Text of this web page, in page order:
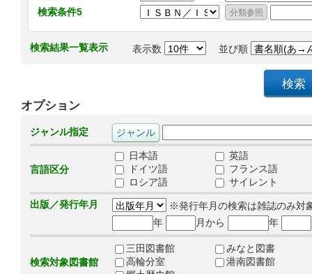
検索条件5
検索結果一覧表示 表示数 並び順
オプション
ジャンル指定
言語区分
日本語
英語
ドイツ語
フランス語
ロシア語
サイレント
出版／発行年月
※発行年月の検索は雑誌のみ対
年
月から 年
検索対象図書館
三田図書館
みなと図書
高輪分室
港南図書館